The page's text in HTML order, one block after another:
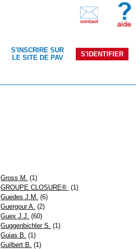
S'INSCRIRE SUR
LE SITE DE PAV
S'IDENTIFIER
Gross M. (1)
GROUPE CLOSURE® (1)
Guedes J.M. (6)
Guergour A. (2)
Guex J.J. (60)
Guggenbichler S. (1)
Guias B. (1)
Guilbert B. (1)